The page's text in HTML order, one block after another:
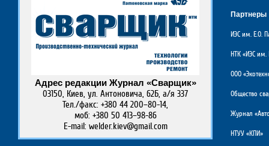
Адрес редакции Журнал «Сварщик»
03150, Киев, ул. Антоновича, 62Б, а/я 337
Тел./факс: +380 44 200–80-14,
моб: +380 50 413–98-86
E-mail: welder.kiev@gmail.com
Партнеры
ИЭС им. Е.О.
НТК «ИЭС им.
ООО
Общество
Журнал
НТУУ «КПИ»